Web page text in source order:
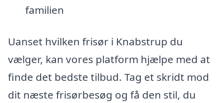
familien
Uanset hvilken frisør i Knabstrup du
vælger, kan vores platform hjælpe med at
finde det bedste tilbud. Tag et skridt mod
dit næste frisørbesøg og få den stil, du